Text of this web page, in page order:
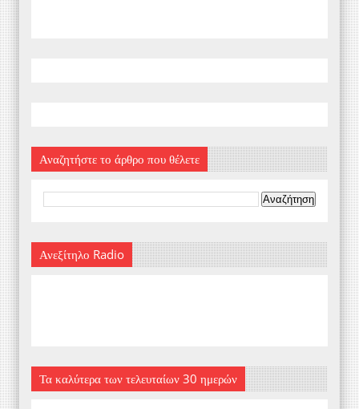
Αναζητήστε το άρθρο που θέλετε
Ανεξίτηλο Radio
Τα καλύτερα των τελευταίων 30 ημερών